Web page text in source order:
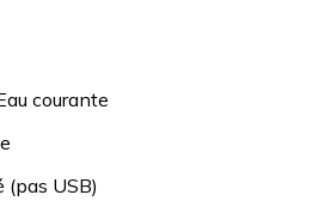
courante
USB)